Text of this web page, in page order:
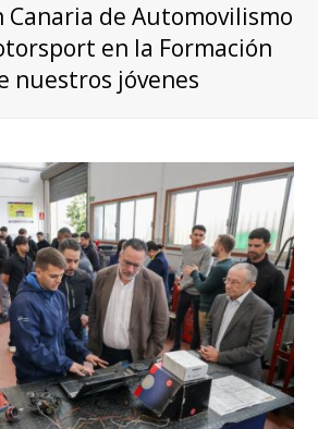
Canaria de Automovilismo
en la Formación
nuestros jóvenes